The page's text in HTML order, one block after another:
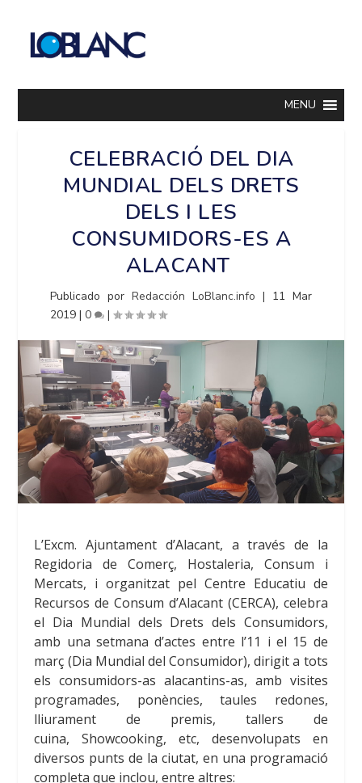
MENU
CELEBRACIÓ DEL DIA
MUNDIAL DELS DRETS
DELS I LES
CONSUMIDORS-ES A
ALACANT
Publicado porRedacción LoBlanc.info | 11 Mar
2019 |0 |
L’Excm. Ajuntament d’Alacant, a través de la
Regidoria de Comerç, Hostaleria, Consum i
Mercats, i organitzat pel Centre Educatiu de
Recursos de Consum d’Alacant (CERCA), celebra
el Dia Mundial dels Drets dels Consumidors,
amb una setmana d’actes entre l’11 i el 15 de
març (Dia Mundial del Consumidor), dirigit a tots
els consumidors-as alacantins-as, amb visites
programades, ponències, taules redones,
lliurament de premis, tallers de
cuina, Showcooking, etc, desenvolupats en
diversos punts de la ciutat, en una programació
completa que inclou, entre altres: